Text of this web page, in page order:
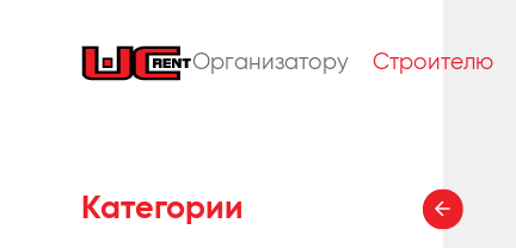
Организатору Строителю
Категории